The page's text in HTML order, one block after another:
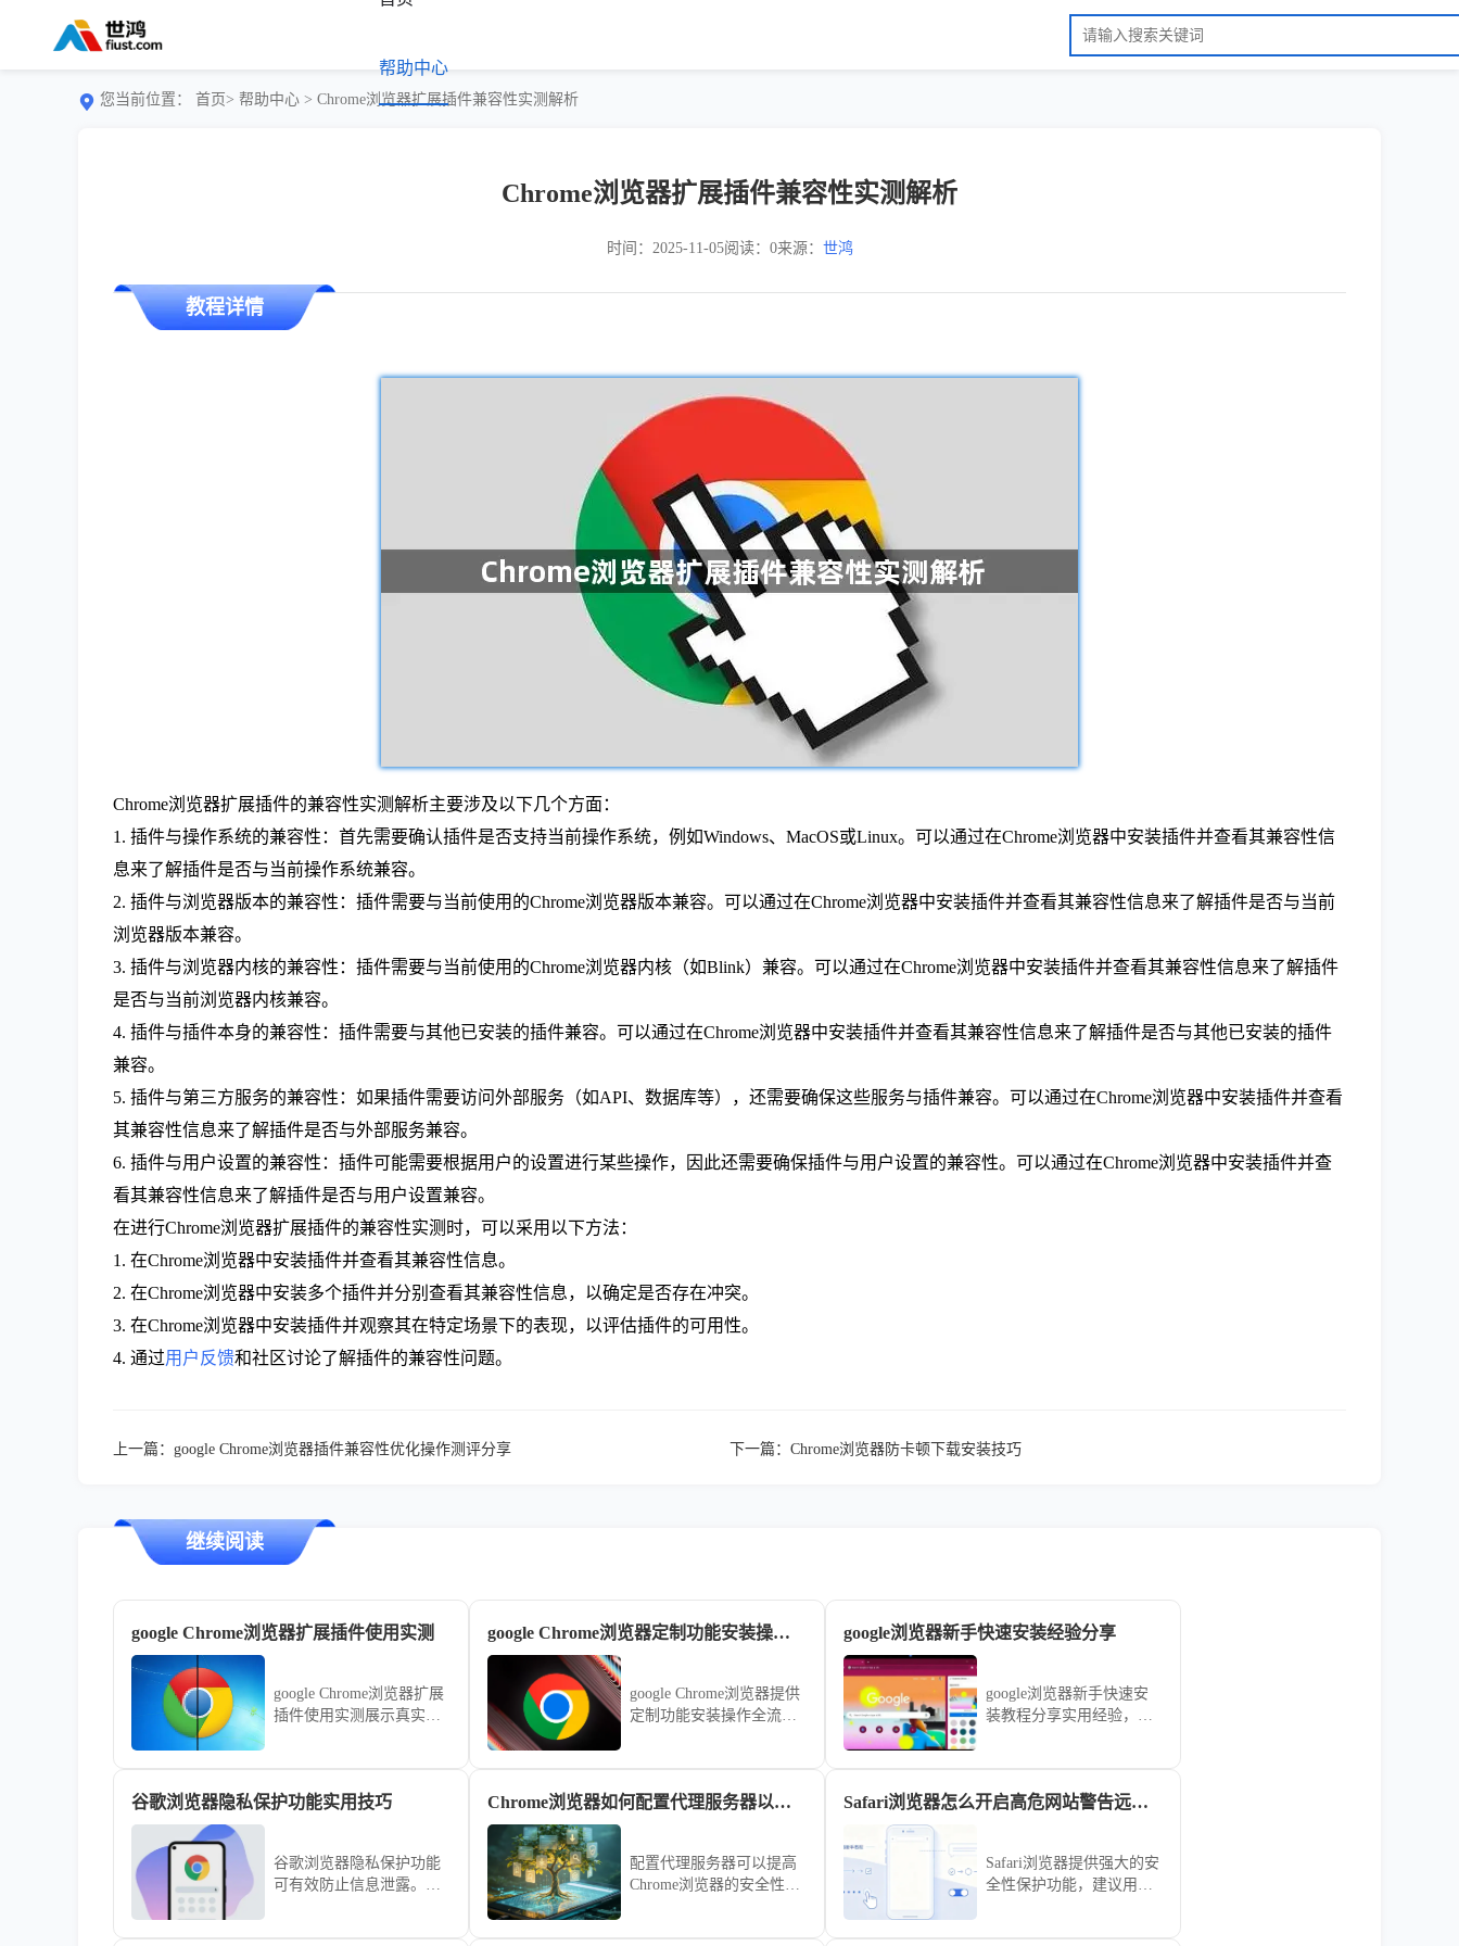
帮助中心
您当前位置： 首页> 帮助中心 > Chrome浏览器扩展插件兼容性实测解析
Chrome浏览器扩展插件兼容性实测解析
时间：2025-11-05阅读：0来源： 世鸿
教程详情
Chrome浏览器扩展插件的兼容性实测解析主要涉及以下几个方面：
1. 插件与操作系统的兼容性：首先需要确认插件是否支持当前操作系统，例如Windows、MacOS或Linux。可以通过在Chrome浏览器中安装插件并查看其兼容性信
息来了解插件是否与当前操作系统兼容。
2. 插件与浏览器版本的兼容性：插件需要与当前使用的Chrome浏览器版本兼容。可以通过在Chrome浏览器中安装插件并查看其兼容性信息来了解插件是否与当前
浏览器版本兼容。
3. 插件与浏览器内核的兼容性：插件需要与当前使用的Chrome浏览器内核（如Blink）兼容。可以通过在Chrome浏览器中安装插件并查看其兼容性信息来了解插件
是否与当前浏览器内核兼容。
4. 插件与插件本身的兼容性：插件需要与其他已安装的插件兼容。可以通过在Chrome浏览器中安装插件并查看其兼容性信息来了解插件是否与其他已安装的插件
兼容。
5. 插件与第三方服务的兼容性：如果插件需要访问外部服务（如API、数据库等），还需要确保这些服务与插件兼容。可以通过在Chrome浏览器中安装插件并查看
其兼容性信息来了解插件是否与外部服务兼容。
6. 插件与用户设置的兼容性：插件可能需要根据用户的设置进行某些操作，因此还需要确保插件与用户设置的兼容性。可以通过在Chrome浏览器中安装插件并查
看其兼容性信息来了解插件是否与用户设置兼容。
在进行Chrome浏览器扩展插件的兼容性实测时，可以采用以下方法：
1. 在Chrome浏览器中安装插件并查看其兼容性信息。
2. 在Chrome浏览器中安装多个插件并分别查看其兼容性信息，以确定是否存在冲突。
3. 在Chrome浏览器中安装插件并观察其在特定场景下的表现，以评估插件的可用性。
4. 通过用户反馈和社区讨论了解插件的兼容性问题。
上一篇： google Chrome浏览器插件兼容性优化操作测评分享 下一篇： Chrome浏览器防卡顿下载安装技巧
继续阅读
google Chrome浏览器扩展插件使用实测
google Chrome浏览器扩展
插件使用实测展示真实效
google Chrome浏览器定制功能安装操作全流程
google Chrome浏览器提供
定制功能安装操作全流程
google浏览器新手快速安装经验分享
google浏览器新手快速安
装教程分享实用经验，详
谷歌浏览器隐私保护功能实用技巧
谷歌浏览器隐私保护功能
可有效防止信息泄露。实
Chrome浏览器如何配置代理服务器以提高安全性
配置代理服务器可以提高
Chrome浏览器的安全性，
Safari浏览器怎么开启高危网站警告远离各种钓鱼诈骗页面
Safari浏览器提供强大的安
全性保护功能，建议用户